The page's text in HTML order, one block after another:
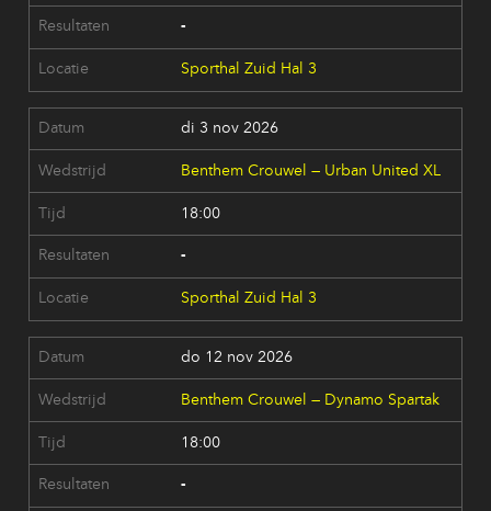
-
Sporthal Zuid Hal 3
di 3 nov 2026
Benthem Crouwel — Urban United XL
18:00
-
Sporthal Zuid Hal 3
do 12 nov 2026
Benthem Crouwel — Dynamo Spartak
18:00
-